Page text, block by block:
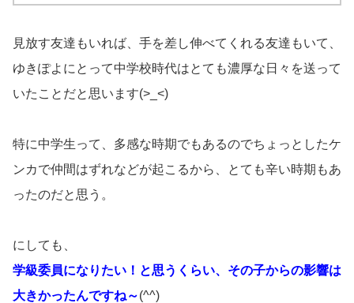
見放す友達もいれば、手を差し伸べてくれる友達もいて、
ゆきぽよにとって中学校時代はとても濃厚な日々を送って
いたことだと思います(>_<)
特に中学生って、多感な時期でもあるのでちょっとしたケ
ンカで仲間はずれなどが起こるから、とても辛い時期もあ
ったのだと思う。
にしても、
学級委員になりたい！と思うくらい、その子からの影響は
大きかったんですね～(^^)